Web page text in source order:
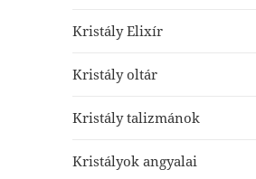
Kristály Elixír
Kristály oltár
Kristály talizmánok
Kristályok angyalai